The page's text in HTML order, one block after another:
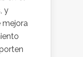
y
mejora